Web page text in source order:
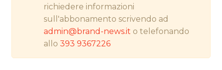
NORMATIVE
CASE HISTORY
richiedere informazioni
sull'abbonamento scrivendo ad
admin@brand-news.it o telefonando
allo393 9367226